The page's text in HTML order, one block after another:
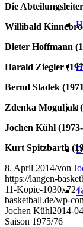
Die
Willibald
Dieter Hoffmann
Harald Ziegler
Bernd Sladek
Zdenka Moguljak
Jochen Kühl
Kurt Spitzbarth
8. April 2014/von
https://langen-
11-Kopie-
basketball.de/wp-
Jochen Kühl2014-
Saison 1975/76